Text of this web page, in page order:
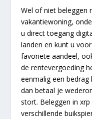
Wel of niet beleggen
vakantiewoning,
u direct toegang
landen en kunt u
favoriete aandeel,
de rentevergoeding
eenmalig een
dan betaal je
stort. Beleggen in
verschillende